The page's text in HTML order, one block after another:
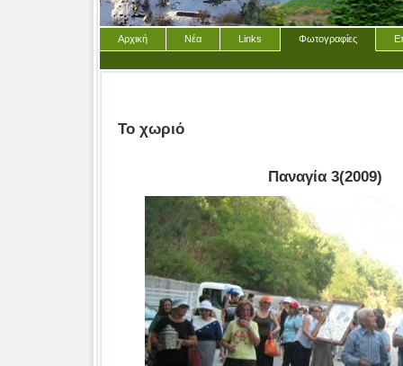
Αρχική Νέα Links Φωτογραφίες
Το χωριό
Παναγία 3(2009)